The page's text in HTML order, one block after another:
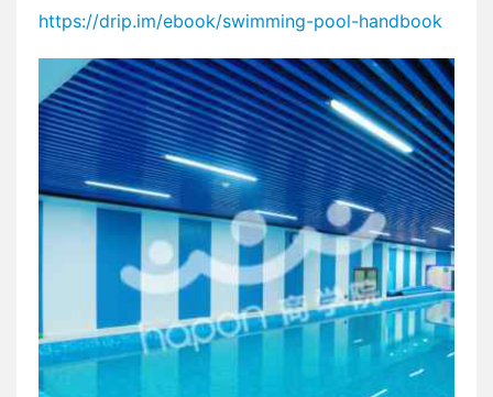
https://drip.im/ebook/swimming-pool-handbook